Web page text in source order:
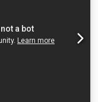
ssania 1 x 120 i
5700 x 6000
Uwaga na używane